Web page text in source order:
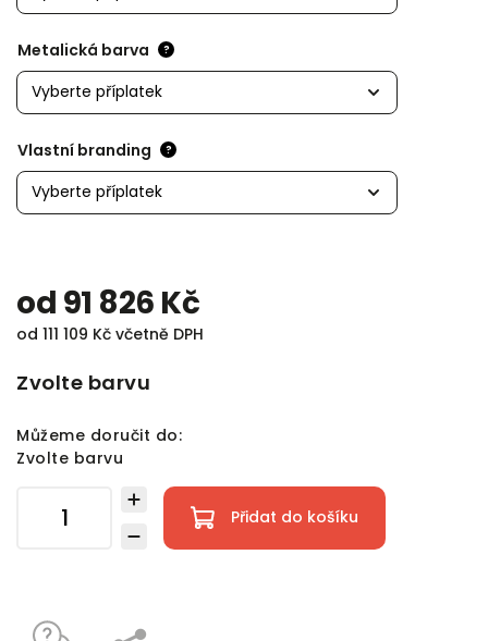
Metalická barva ?
Vlastní branding ?
od 91 826 Kč
od 111 109 Kč včetně DPH
Zvolte barvu
Můžeme doručit do:
Zvolte barvu
Přidat do košíku